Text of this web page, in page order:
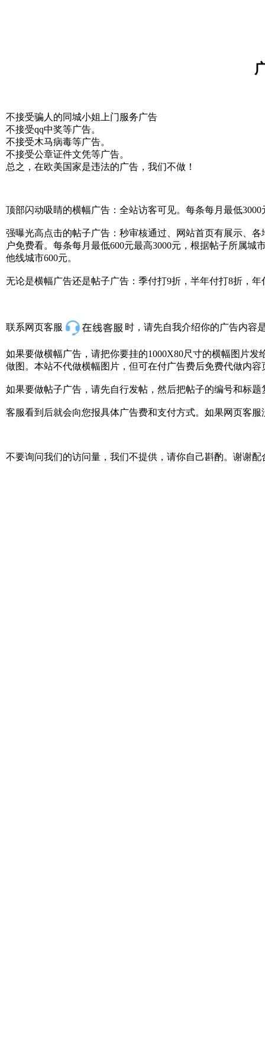
不接受骗人的同城小姐上门服务广告
不接受qq中奖等广告。
不接受木马病毒等广告。
不接受公章证件文凭等广告。
总之，在欧美国家是违法的广告，我们不做！
顶部闪动吸睛的横幅广告：全站访客可见。每条每月最低
强曝光高点击的帖子广告：秒审核通过、网站首页有展示、
户免费看。每条每月最低600元最高3000元，根据帖子所属城
他线城市600元。
无论是横幅广告还是帖子广告：季付打9折，半年付打8折，年
联系网页客服 时，请先自我介绍你的广告内容
如果要做横幅广告，请把你要挂的1000X80尺寸的横幅图片
做图。本站不代做横幅图片，但可在付广告费后免费代做内容
如果要做帖子广告，请先自行发帖，然后把帖子的编号和标题
客服看到后就会向您报具体广告费和支付方式。如果网页客服
不要询问我们的访问量，我们不提供，请你自己斟酌。谢谢配